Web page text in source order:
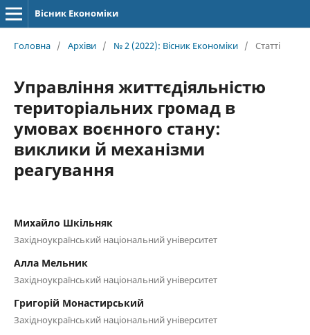
Вісник Економіки
Головна / Архіви / № 2 (2022): Вісник Економіки / Статті
Управління життєдіяльністю
територіальних громад в
умовах воєнного стану:
виклики й механізми
реагування
Михайло Шкільняк
Західноукраїнський національний університет
Алла Мельник
Західноукраїнський національний університет
Григорій Монастирський
Західноукраїнський національний університет